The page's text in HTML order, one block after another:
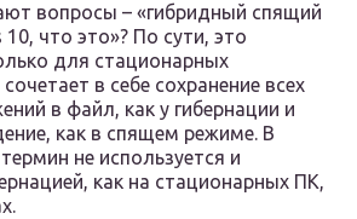
вопросы – «гибридный спящий
что это»? По сути, это
для стационарных
в себе сохранение всех
в файл, как у гибернации и
как в спящем режиме. В
не используется и
как на стационарных ПК,